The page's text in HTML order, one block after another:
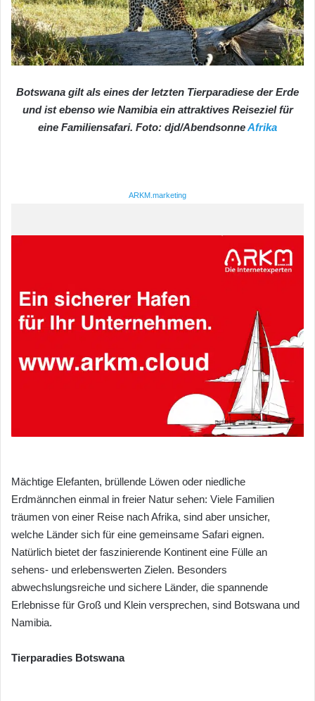
Botswana gilt als eines der letzten Tierparadiese der Erde
und ist ebenso wie Namibia ein attraktives Reiseziel für
eine Familiensafari. Foto: djd/AbendsonneAfrika
ARKM.marketing
Mächtige Elefanten, brüllende Löwen oder niedliche
Erdmännchen einmal in freier Natur sehen: Viele Familien
träumen von einer Reise nach Afrika, sind aber unsicher,
welche Länder sich für eine gemeinsame Safari eignen.
Natürlich bietet der faszinierende Kontinent eine Fülle an
sehens- und erlebenswerten Zielen. Besonders
abwechslungsreiche und sichere Länder, die spannende
Erlebnisse für Groß und Klein versprechen, sind Botswana und
Namibia.
Tierparadies Botswana